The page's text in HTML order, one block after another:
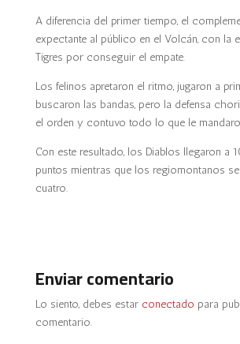
A diferencia del primer tiempo, el
expectante al público en el Volcán, con la
Tigres por conseguir el empate.
Los felinos apretaron el ritmo, jugaron a
buscaron las bandas, pero la defensa
el orden y contuvo todo lo que le
Con este resultado, los Diablos llegaron a
puntos mientras que los regiomontanos
cuatro.
Enviar comentario
Lo siento, debes estar conectado para
comentario.